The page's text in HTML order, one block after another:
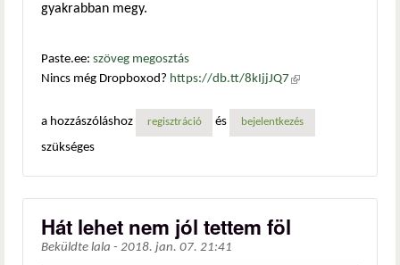
gyakrabban megy.
Paste.ee: szöveg megosztás
Nincs még Dropboxod? https://db.tt/8kIjjJQ7 (külső
a hozzászóláshoz
regisztráció és bejelentkezés
szükséges
Hát lehet nem jól tettem föl
Beküldte lala - 2018. jan. 07. 21:41